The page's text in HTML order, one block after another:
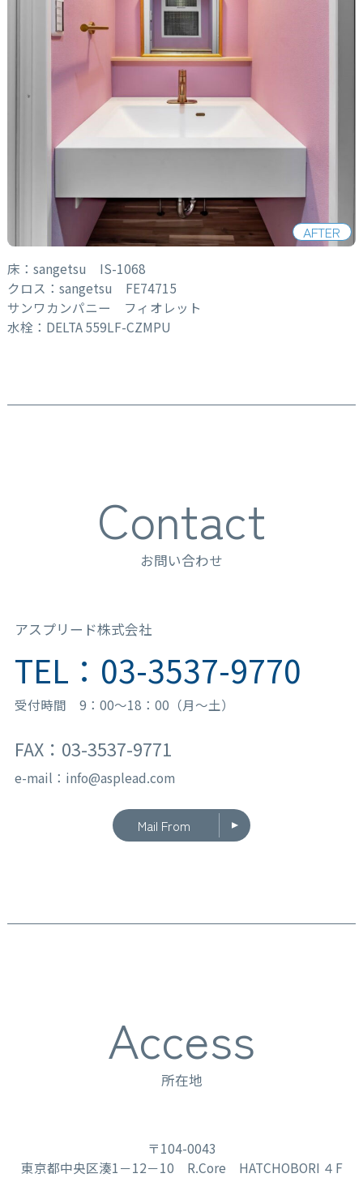
AFTER
床：sangetsu IS-1068
クロス：sangetsu FE74715
サンワカンパニー フィオレット
水栓：DELTA 559LF-CZMPU
Contact
お問い合わせ
アスプリード株式会社
TEL：03-3537-9770
受付時間 9：00〜18：00（月〜土）
FAX：03-3537-9771
e-mail：info@asplead.com
Mail From
Access
所在地
〒104-0043
東京都中央区湊1－12－10 R.Core HATCHOBORI ４F